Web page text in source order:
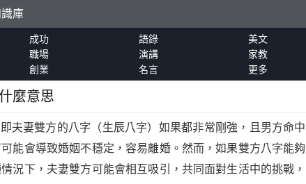
庫
成功 語錄
美文
職場 演講
家教
創業 名言 更多
麼意思
夫妻雙方的八字（生辰八字）如果都非常剛強，且男方命中
能會導致婚姻不穩定，容易離婚。然而，如果雙方八字能夠
況下，夫妻雙方可能會相互吸引，共同面對生活中的挑戰，